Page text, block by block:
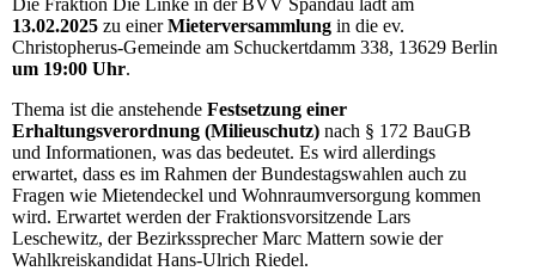
13.02.2025 zu einerMieterversammlung in die ev.
Christopherus-Gemeinde am Schuckertdamm 338, 13629 Berlin
um 19:00 Uhr.
Thema ist die anstehende Festsetzung einer
Erhaltungsverordnung (Milieuschutz) nach § 172 BauGB
und Informationen, was das bedeutet. Es wird allerdings
erwartet, dass es im Rahmen der Bundestagswahlen auch zu
Fragen wie Mietendeckel und Wohnraumversorgung kommen
wird. Erwartet werden der Fraktionsvorsitzende Lars
Leschewitz, der Bezirkssprecher Marc Mattern sowie der
Wahlkreiskandidat Hans-Ulrich Riedel.